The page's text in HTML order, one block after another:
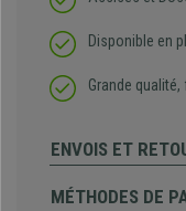
Disponible en
Grande
ENVOIS ET
MÉTHODES DE